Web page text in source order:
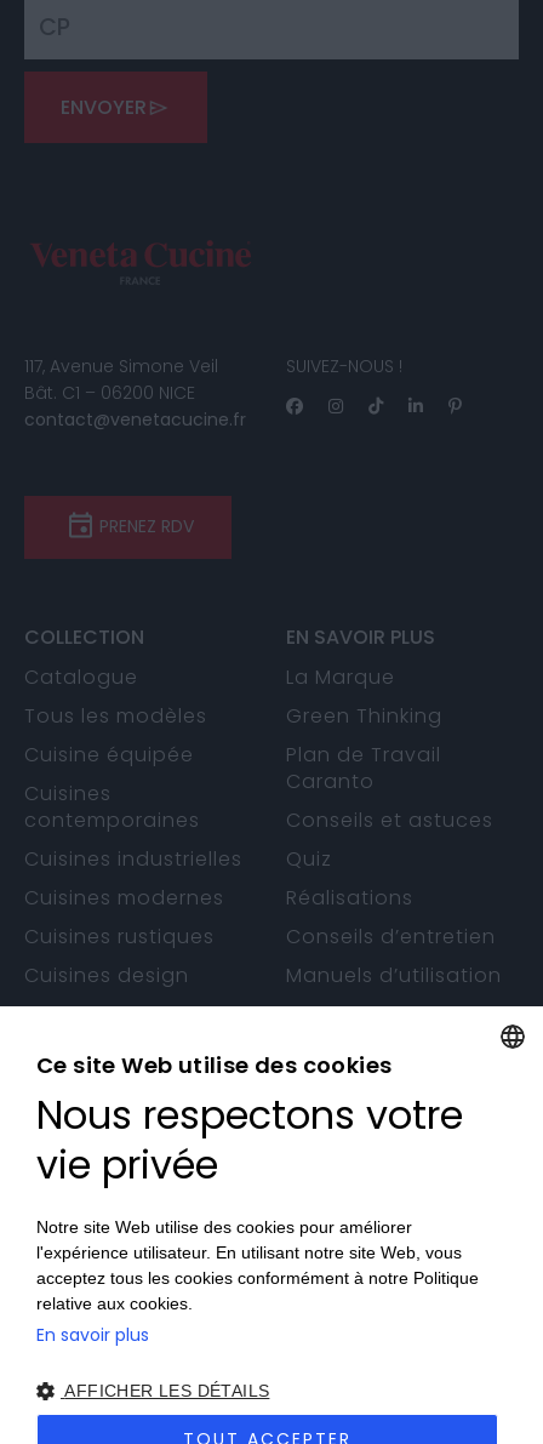
ENVOYER
117, Avenue Simone Veil
Bât. C1 – 06200 NICE
contact@venetacucine.fr
SUIVEZ-NOUS !
PRENEZ RDV
COLLECTION
Catalogue
Tous les modèles
Cuisine équipée
Cuisines
contemporaines
Cuisines industrielles
Cuisines modernes
Cuisines rustiques
Cuisines design
Cuisines sans
EN SAVOIR PLUS
La Marque
Green Thinking
Plan de Travail
Caranto
Conseils et astuces
Quiz
Réalisations
Conseils d’entretien
Manuels d’utilisation
Garantie
CONTACTS
Nos Magasins
Devenez Revendeur
Travaillez avec nous
© 2026 Veneta Cucine France SAS
Accessibilité |Sitemap| Site créé par
Ce site Web utilise des cookies
Nous respectons votre
vie privée
Notre site Web utilise des cookies pour améliorer
l'expérience utilisateur. En utilisant notre site Web, vous
acceptez tous les cookies conformément à notre Politique
relative aux cookies.
En savoir plus
AFFICHER LES DÉTAILS
TOUT ACCEPTER